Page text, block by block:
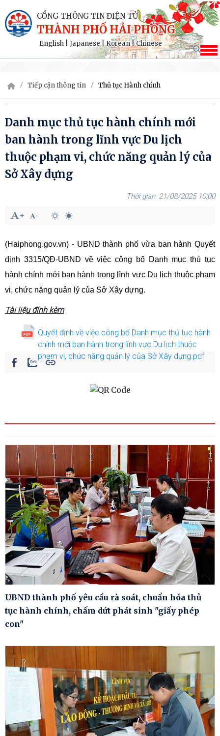
CỔNG THÔNG TIN ĐIỆN TỬ
THÀNH PHỐ HẢI PHÒNG
English Japanese|Korean|Chinese
Tiếp cận thông tin Thủ tục Hành chính
Danh mục thủ tục hành chính mới
ban hành trong lĩnh vực Du lịch
thuộc phạm vi, chức năng quản lý của
Sở Xây dựng
21/08/2025 10:00
(Haiphong.gov.vn) - UBND thành phố vừa ban hành Quyết
định 3315/QĐ-UBND về việc công bố Danh mục thủ tục
hành chính mới ban hành trong lĩnh vực Du lịch thuộc phạm
vi, chức năng quản lý của Sở Xây dựng.
Tài liệu đính kèm
Quyết định về việc công bố Danh mục thủ tục hành
chính mới ban hành trong lĩnh vực Du lịch thuộc
phạm vi, chức năng quản lý của Sở Xây dựng.pdf
UBND thành phố yêu cầu rà soát, chuẩn hóa thủ
tục hành chính, chấm dứt phát sinh "giấy phép
con"